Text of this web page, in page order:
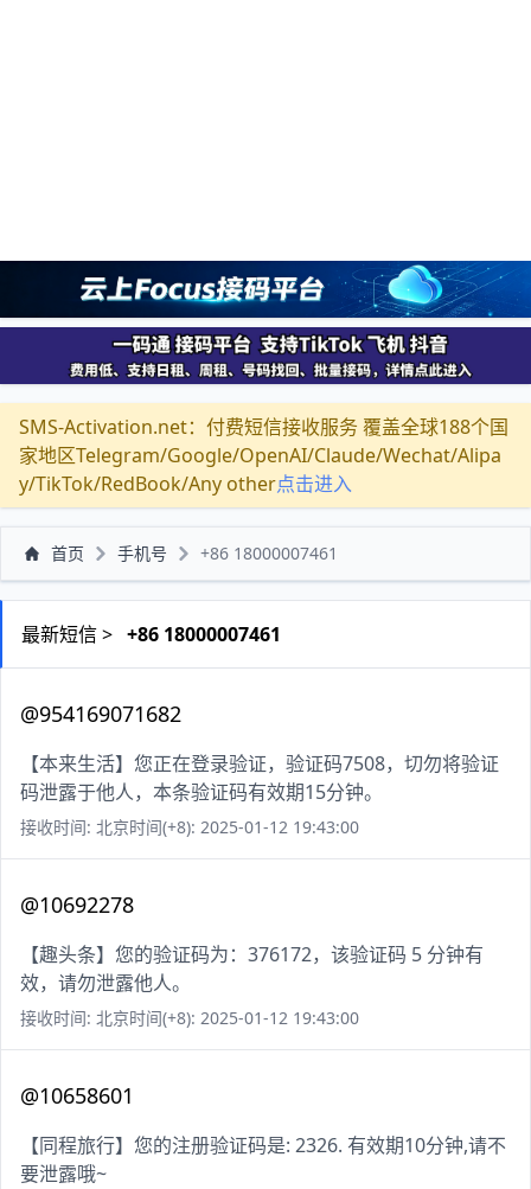
SMS-Activation.net：付费短信接收服务 覆盖全球188个国
家地区Telegram/Google/OpenAI/Claude/Wechat/Alipa
y/TikTok/RedBook/Any other点击进入
首页 手机号 +86 18000007461
最新短信 > +86 18000007461
@954169071682
【本来生活】您正在登录验证，验证码7508，切勿将验证
码泄露于他人，本条验证码有效期15分钟。
接收时间: 北京时间(+8): 2025-01-12 19:43:00
@10692278
【趣头条】您的验证码为：376172，该验证码 5 分钟有
效，请勿泄露他人。
接收时间: 北京时间(+8): 2025-01-12 19:43:00
@10658601
【同程旅行】您的注册验证码是: 2326. 有效期10分钟,请不
要泄露哦~